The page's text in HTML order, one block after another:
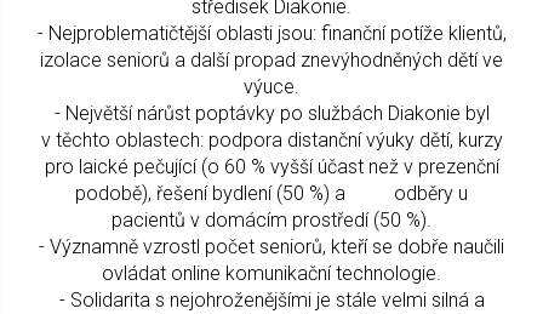
středisek Diakonie.
- Nejproblematičtější oblasti jsou: finanční potíže klientů,
izolace seniorů a další propad znevýhodněných dětí ve
výuce.
- Největší nárůst poptávky po službách Diakonie byl
v těchto oblastech: podpora distanční výuky dětí, kurzy
pro laické pečující (o 60 % vyšší účast než v prezenční
podobě), řešení bydlení (50 %) a odběry u
pacientů v domácím prostředí (50 %).
- Významně vzrostl počet seniorů, kteří se dobře naučili
ovládat online komunikační technologie.
- Solidarita s nejohroženějšími je stále velmi silná a